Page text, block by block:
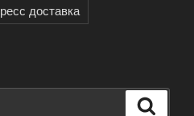
доставка